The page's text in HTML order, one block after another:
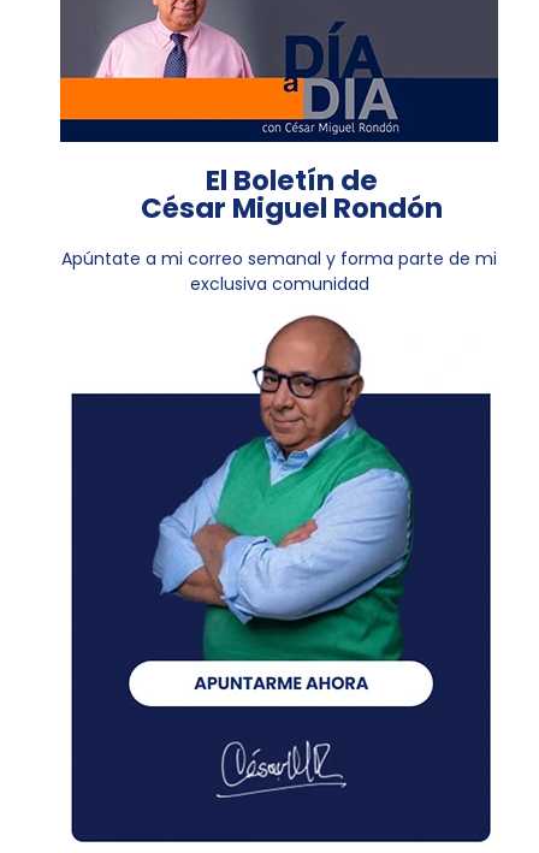
El Boletín de
César Miguel Rondón
Apúntate a mi correo semanal y forma parte de mi
exclusiva comunidad